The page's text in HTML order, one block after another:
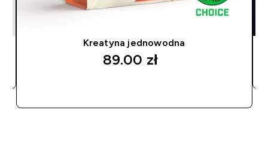
Kreatyna jednowodna
89.00 zł‎